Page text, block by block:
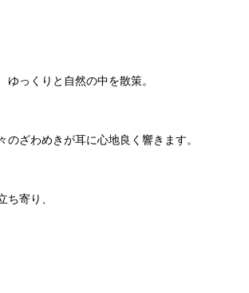
ゆっくりと自然の中を散策。
のざわめきが耳に心地良く響きます。
ち寄り、